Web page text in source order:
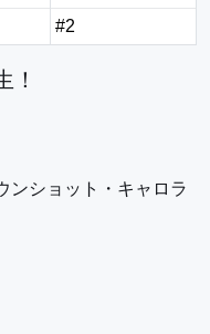
#2
！
ンショット・キャロラ